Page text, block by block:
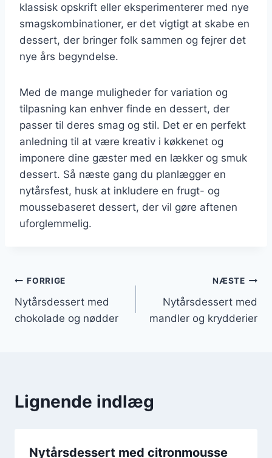
klassisk opskrift eller eksperimenterer med nye
smagskombinationer, er det vigtigt at skabe en
dessert, der bringer folk sammen og fejrer det
nye års begyndelse.
Med de mange muligheder for variation og
tilpasning kan enhver finde en dessert, der
passer til deres smag og stil. Det er en perfekt
anledning til at være kreativ i køkkenet og
imponere dine gæster med en lækker og smuk
dessert. Så næste gang du planlægger en
nytårsfest, husk at inkludere en frugt- og
moussebaseret dessert, der vil gøre aftenen
uforglemmelig.
Indlægsnavigation
FORRIGE
Nytårsdessert med
chokolade og nødder
NÆSTE
Nytårsdessert med
mandler og krydderier
Lignende indlæg
Nytårsdessert med citronmousse